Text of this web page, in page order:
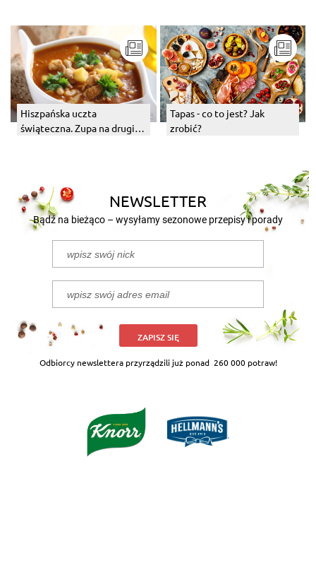
Hiszpańska uczta
świąteczna. Zupa na drugi
Tapas - co to jest? Jak
zrobić?
NEWSLETTER
Bądź na bieżąco – wysyłamy sezonowe przepisy i porady
ZAPISZ SIĘ
Odbiorcy newslettera przyrządzili już ponad 260 000 potraw!